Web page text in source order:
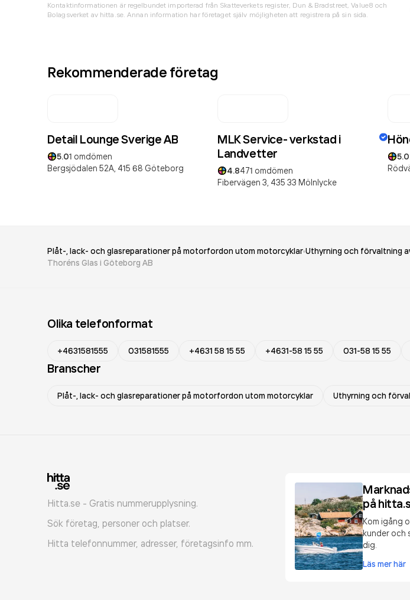
Kontaktinformationen är regelbundet importerad från Skatteverkets register, Dun & Bradstreet, Value8 och
Bolagsverket av hitta.se. Annan information har företaget själv möjligheten att registrera på sin sida.
Rekommenderade företag
Detail Lounge Sverige AB
5.01 omdömen
Bergsjödalen 52A, 415 68 Göteborg
MLK Service- verkstad i
Landvetter
4.8471 omdömen
Fibervägen 3, 435 33 Mölnlycke
5.0
Plåt-, lack- och glasreparationer på motorfordon utom motorcyklar Uthyrning och förvaltning
Thoréns Glas i Göteborg AB
Olika telefonformat
+4631581555 031581555 +4631 58 15 55 +4631-58 15 55 031-58 15 55
Branscher
Plåt-, lack- och glasreparationer på motorfordon utom motorcyklar Uthyrning och
Hitta.se - Gratis nummerupplysning.
Sök företag, personer och platser.
Hitta telefonnummer, adresser, företagsinfo mm.
på
Kom igång
kunder och
dig.
Läs mer här